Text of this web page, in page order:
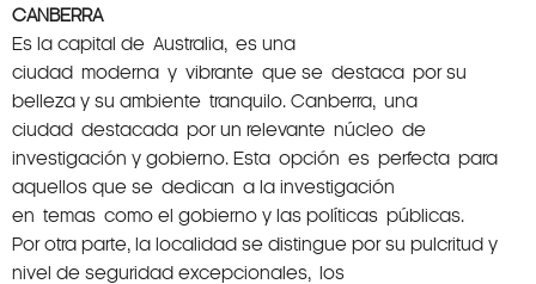
CANBERRA
Es la capital de Australia, es una
ciudad moderna y vibrante que se destaca por su
belleza y su ambiente tranquilo. Canberra, una
ciudad destacada por un relevante núcleo de
investigación y gobierno. Esta opción es perfecta para
aquellos que se dedican a la investigación
en temas como el gobierno y las políticas públicas.
Por otra parte, la localidad se distingue por su pulcritud y
nivel de seguridad excepcionales, los